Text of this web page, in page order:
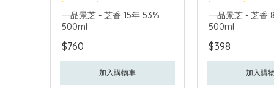
一品景芝 - 芝香 15年 53%
500ml
$760
加入購物車
一品景芝 - 芝香
500ml
$398
加入購